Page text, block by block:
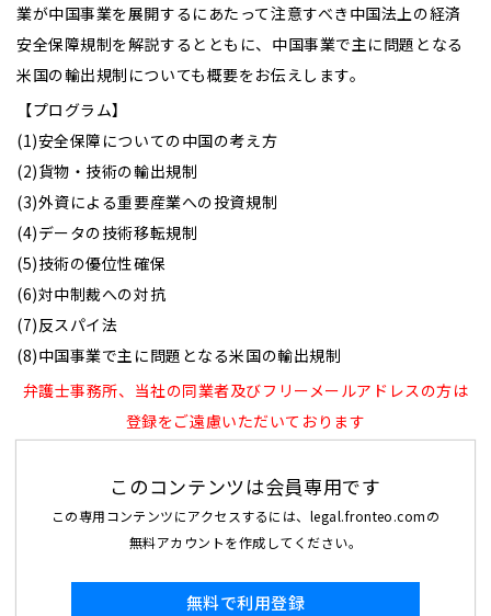
業が中国事業を展開するにあたって注意すべき中国法上の経済
安全保障規制を解説するとともに、中国事業で主に問題となる
米国の輸出規制についても概要をお伝えします。
【プログラム】
(1)安全保障についての中国の考え方
(2)貨物・技術の輸出規制
(3)外資による重要産業への投資規制
(4)データの技術移転規制
(5)技術の優位性確保
(6)対中制裁への対抗
(7)反スパイ法
(8)中国事業で主に問題となる米国の輸出規制
弁護士事務所、当社の同業者及びフリーメールアドレスの方は
登録をご遠慮いただいております
このコンテンツは会員専用です
この専用コンテンツにアクセスするには、legal.fronteo.comの
無料アカウントを作成してください。
無料で利用登録